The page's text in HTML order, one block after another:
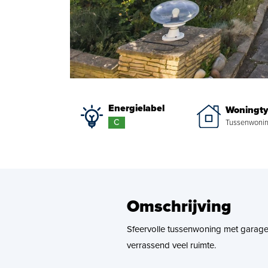
Energielabel
C
Omschrijving
Sfeervolle tussenwoning met
verrassend veel ruimte.